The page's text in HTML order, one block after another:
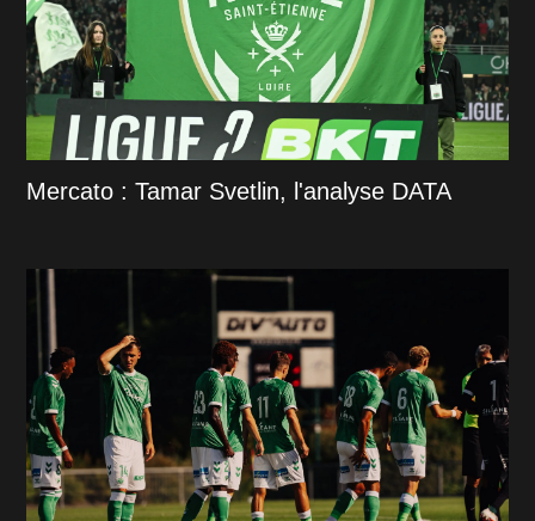
Mercato : Tamar Svetlin, l'analyse DATA